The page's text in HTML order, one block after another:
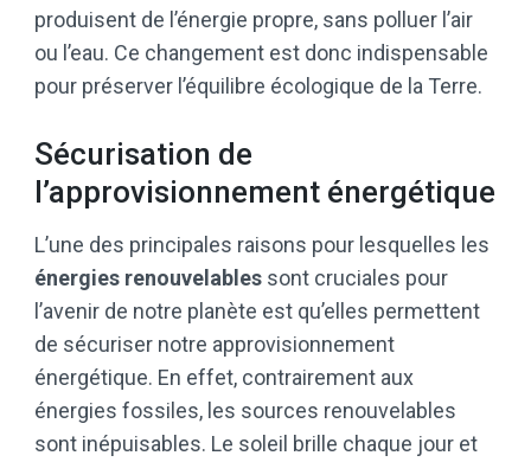
produisent de l’énergie propre, sans polluer l’air
ou l’eau. Ce changement est donc indispensable
pour préserver l’équilibre écologique de la Terre.
Sécurisation de
l’approvisionnement énergétique
L’une des principales raisons pour lesquelles les
énergies renouvelables sont cruciales pour
l’avenir de notre planète est qu’elles permettent
de sécuriser notre approvisionnement
énergétique. En effet, contrairement aux
énergies fossiles, les sources renouvelables
sont inépuisables. Le soleil brille chaque jour et